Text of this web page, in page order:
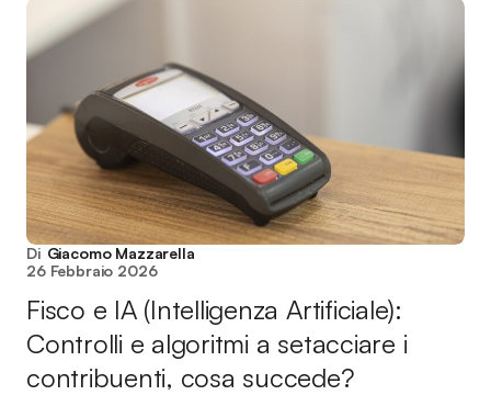
Di Giacomo Mazzarella
26 Febbraio 2026
Fisco e IA (Intelligenza Artificiale):
Controlli e algoritmi a setacciare i
contribuenti, cosa succede?